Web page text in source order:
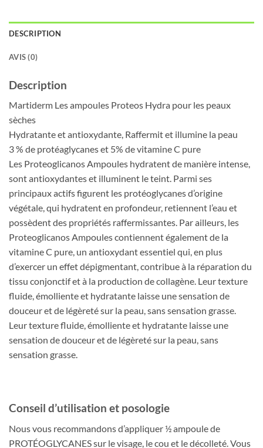
DESCRIPTION
AVIS (0)
Description
Martiderm Les ampoules Proteos Hydra pour les peaux
sèches
Hydratante et antioxydante, Raffermit et illumine la peau
3 % de protéaglycanes et 5% de vitamine C pure
Les Proteoglicanos Ampoules hydratent de manière intense,
sont antioxydantes et illuminent le teint. Parmi ses
principaux actifs figurent les protéoglycanes d’origine
végétale, qui hydratent en profondeur, retiennent l’eau et
possèdent des propriétés raffermissantes. Par ailleurs, les
Proteoglicanos Ampoules contiennent également de la
vitamine C pure, un antioxydant essentiel qui, en plus
d’exercer un effet dépigmentant, contribue à la réparation du
tissu conjonctif et à la production de collagène. Leur texture
fluide, émolliente et hydratante laisse une sensation de
douceur et de légèreté sur la peau, sans sensation grasse.
Leur texture fluide, émolliente et hydratante laisse une
sensation de douceur et de légèreté sur la peau, sans
sensation grasse.
Conseil d’utilisation et posologie
Nous vous recommandons d’appliquer ½ ampoule de
PROTÉOGLYCANES sur le visage, le cou et le décolleté. Vous